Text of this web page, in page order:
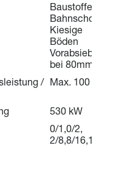
Baustoffe:
Bahnschotter,
Kiesige
Böden
Vorabsiebung
bei 80mm
/ Max. 100 t/h
530 kW
0/1,0/2,
2/8,8/16,16/80